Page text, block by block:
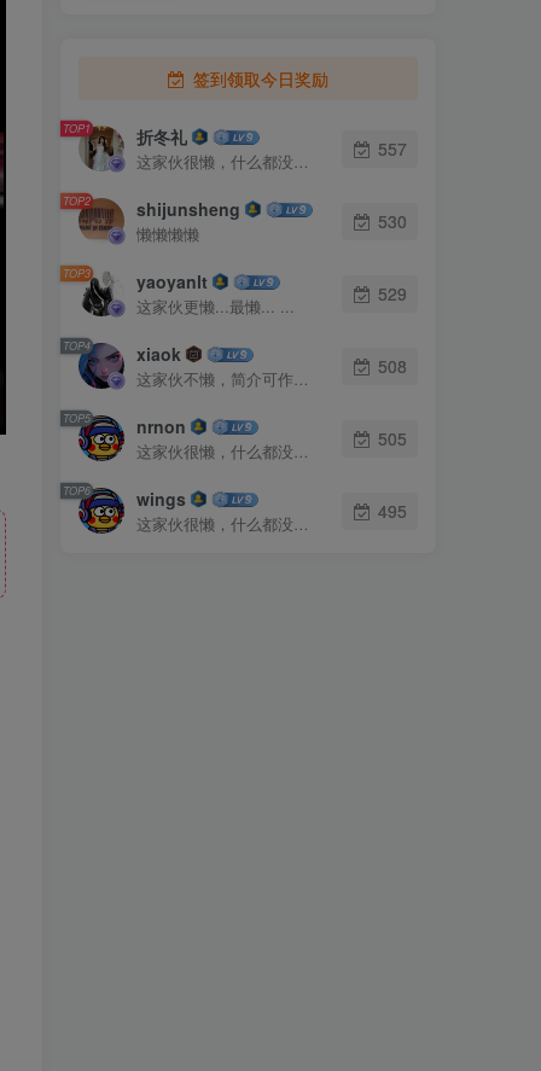
签到领取今日奖励
TOP1 折冬礼
这家伙很懒，什么都没有写...
557
TOP2 shijunsheng
懒懒懒懒
530
TOP3 yaoyanlt
这家伙更懒...最懒... ...
529
TOP4 xiaok
这家伙不懒，简介可作证！
508
TOP5 nrnon
这家伙很懒，什么都没有写...
505
TOP6 wings
这家伙很懒，什么都没有写...
495